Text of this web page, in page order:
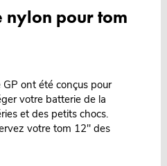
nylon pour tom
GP ont été conçus pour
votre batterie de la
et des petits chocs.
votre tom 12" des